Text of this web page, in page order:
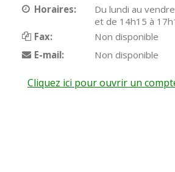
Horaires:
Du lundi au
et de 14h15 à
Fax:
Non disponible
E-mail:
Non disponible
Cliquez ici pour ouvrir un